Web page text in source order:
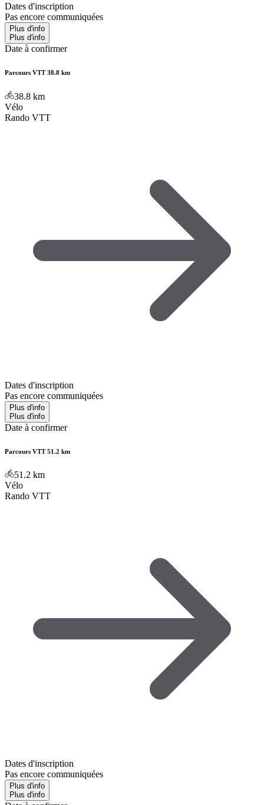
Dates d'inscription
Pas encore communiquées
Plus d'info
Plus d'info
Date à confirmer
Parcours VTT 38.8 km
38.8 km
Vélo
Rando VTT
Dates d'inscription
Pas encore communiquées
Plus d'info
Plus d'info
Date à confirmer
Parcours VTT 51.2 km
51.2 km
Vélo
Rando VTT
Dates d'inscription
Pas encore communiquées
Plus d'info
Plus d'info